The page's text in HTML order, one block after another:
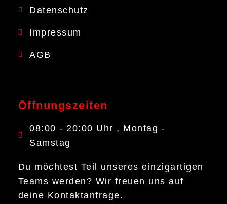
Datenschutz
Impressum
AGB
Öffnungszeiten
08:00 - 20:00 Uhr , Montag -
Samstag
Du möchtest Teil unseres einzigartigen
Teams werden? Wir freuen uns auf
deine Kontaktanfrage.